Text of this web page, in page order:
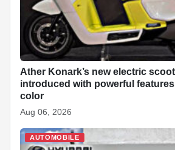
Ather Konark’s new electric
introduced with powerful
color
Aug 06, 2026
AUTOMOBILE